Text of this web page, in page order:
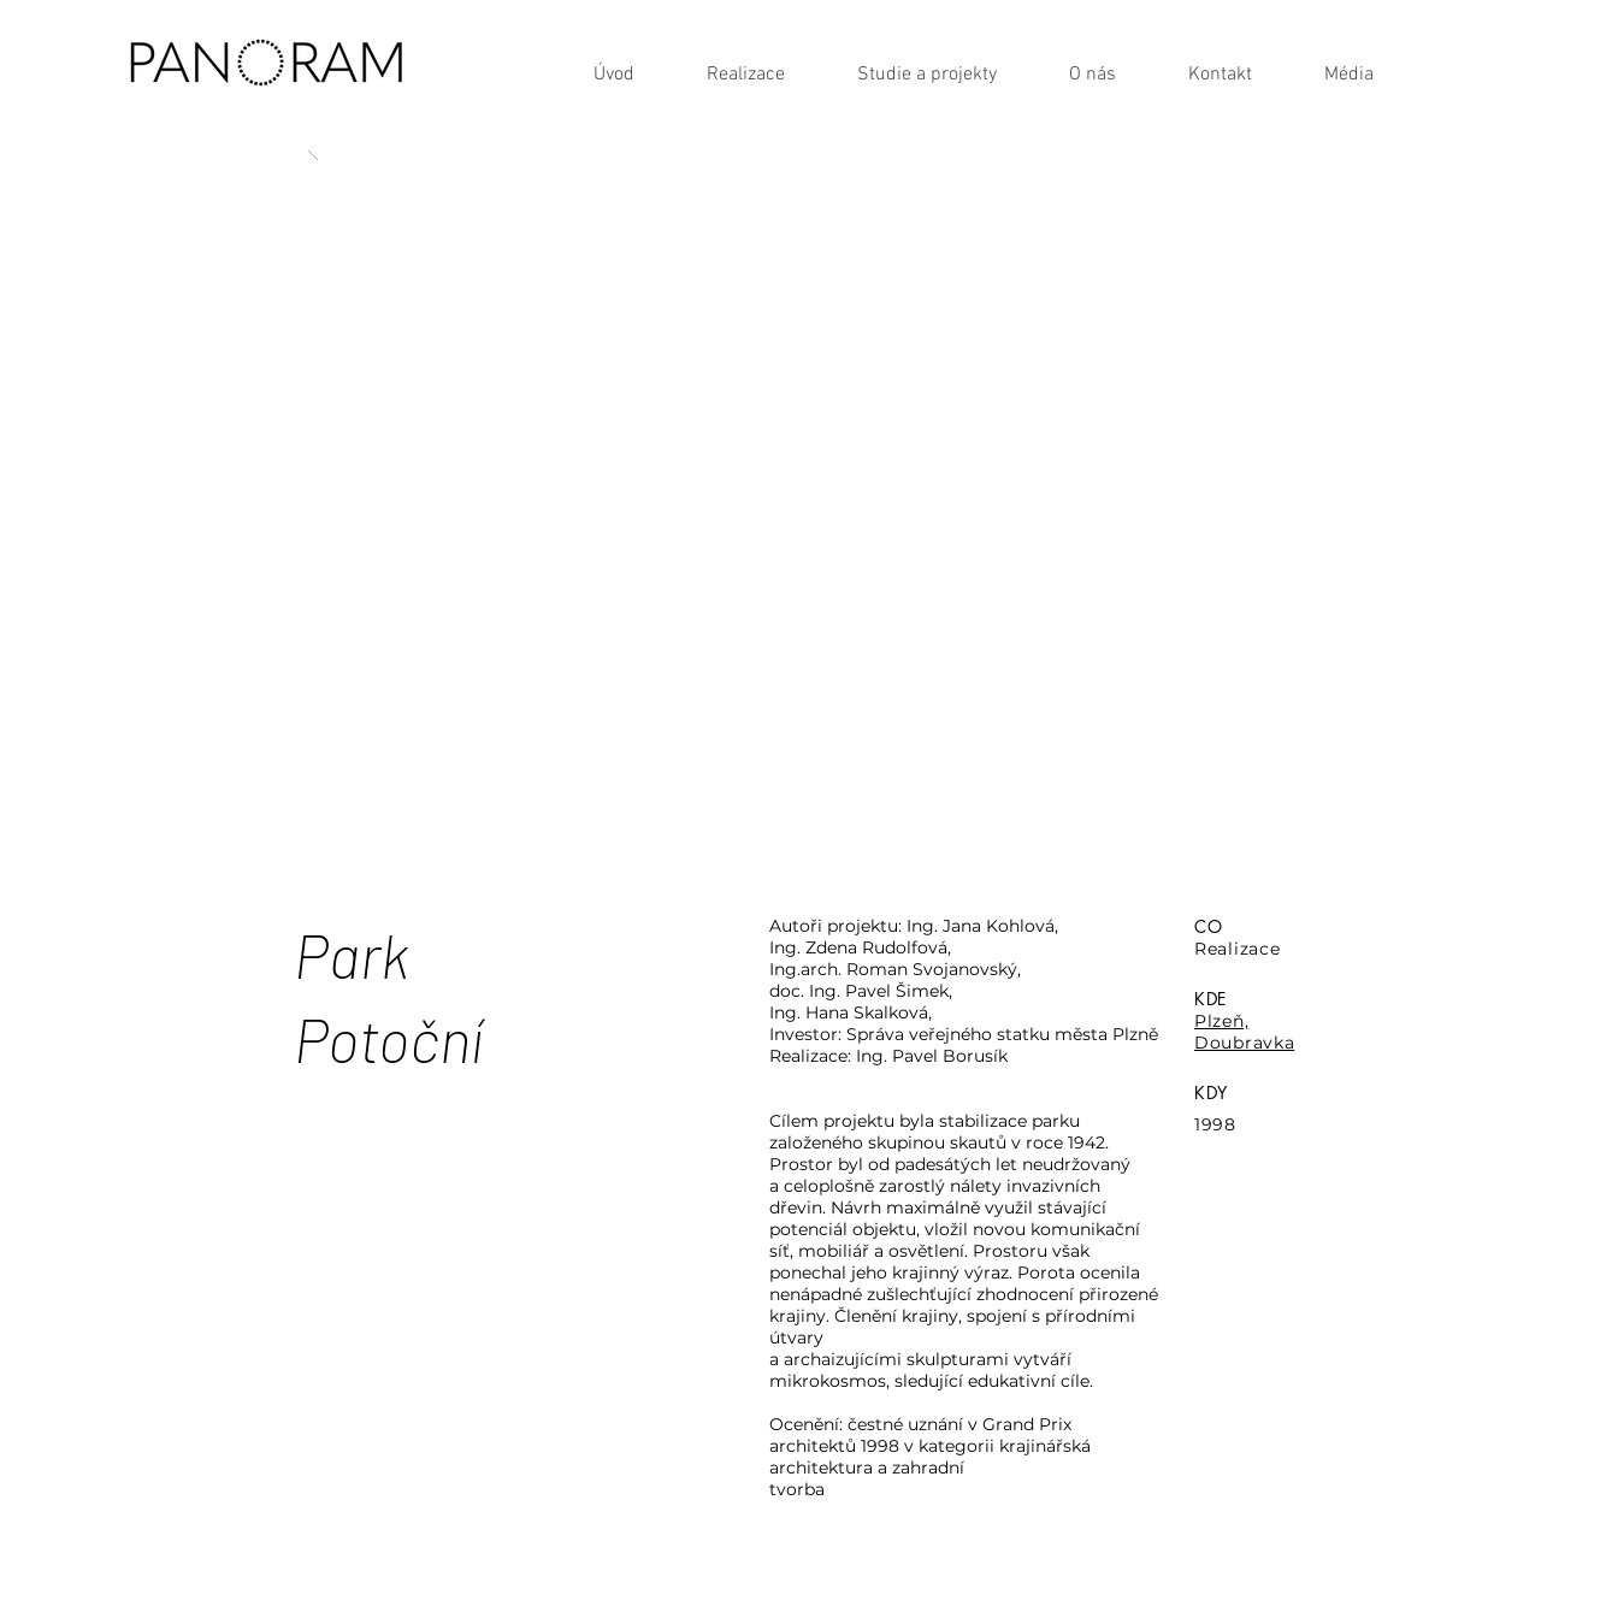
Úvod Realizace Studie a projekty O nás Kontakt Média
Park
Potoční
Autoři projektu: Ing. Jana Kohlová,
Ing. Zdena Rudolfová,
Ing.arch. Roman Svojanovský,
doc. Ing. Pavel Šimek,
Ing. Hana Skalková,
Investor: Správa veřejného statku města Plzně
Realizace: Ing. Pavel Borusík
Cílem projektu byla stabilizace parku
založeného skupinou skautů v roce 1942.
Prostor byl od padesátých let neudržovaný
a celoplošně zarostlý nálety invazivních
dřevin. Návrh maximálně využil stávající
potenciál objektu, vložil novou komunikační
síť, mobiliář a osvětlení. Prostoru však
ponechal jeho krajinný výraz. Porota ocenila
nenápadné zušlechťující zhodnocení přirozené
krajiny. Členění krajiny, spojení s přírodními
útvary
a archaizujícími skulpturami vytváří
mikrokosmos, sledující edukativní cíle.
Ocenění: čestné uznání v Grand Prix
architektů 1998 v kategorii krajinářská
architektura a zahradní
tvorba
CO
Realizace
KDE
Plzeň,
Doubravka
KDY
1998